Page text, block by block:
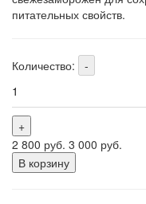
питательных свойств.
Количество: -
+
2 800 руб. 3 000 руб.
В корзину